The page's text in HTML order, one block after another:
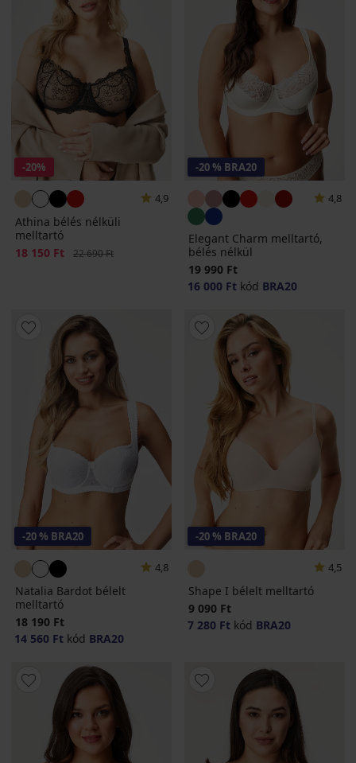
-20%
4,9
Athina bélés nélküli
melltartó
Kedvezmény
18 150 Ft Eredeti ár
22 690 Ft
-20 % BRA20
4,8
Elegant Charm melltartó,
bélés nélkül
19 990 Ft
16 000 Ft kód BRA20
-20 % BRA20
4,8
Natalia Bardot bélelt
melltartó
18 190 Ft
14 560 Ft kód BRA20
-20 % BRA20
4,5
Shape I bélelt melltartó
9 090 Ft
7 280 Ft kód BRA20